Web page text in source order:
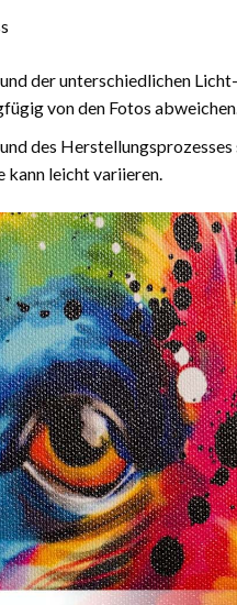
der unterschiedlichen
von den Fotos
des
kann leicht variieren.